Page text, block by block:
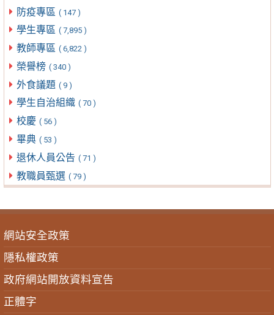
防疫專區 ( 147 )
學生專區 ( 7,895 )
教師專區 ( 6,822 )
榮譽榜 ( 340 )
外食議題 ( 9 )
學生自治組織 ( 70 )
校慶 ( 56 )
畢典 ( 53 )
退休人員公告 ( 71 )
教職員甄選 ( 79 )
網站安全政策
隱私權政策
政府網站開放資料宣告
正體字